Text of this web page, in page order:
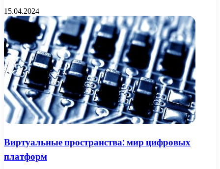
15.04.2024
Виртуальные пространства: мир цифровых
платформ